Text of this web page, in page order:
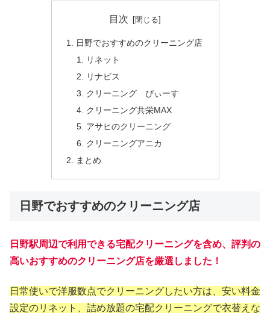
目次
日野でおすすめのクリーニング店
リネット
リナビス
クリーニング ぴぃーす
クリーニング共栄MAX
アサヒのクリーニング
クリーニングアニカ
まとめ
日野でおすすめのクリーニング店
日野駅周辺で利用できる宅配クリーニングを含め、評判の
高いおすすめのクリーニング店を厳選しました！
日常使いで洋服数点でクリーニングしたい方は、安い料金
設定のリネット、詰め放題の宅配クリーニングで衣替えな